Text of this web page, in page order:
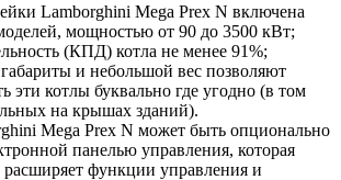
Lamborghini Mega Prex N включена
мощностью от 90 до 3500 кВт;
(КПД) котла не менее 91%;
и небольшой вес позволяют
эти котлы буквально где угодно (в том
на крышах зданий).
Mega Prex N может быть опционально
панелью управления, которая
расширяет функции управления и